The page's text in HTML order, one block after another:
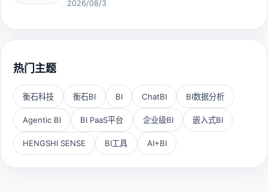
2026/08/3
热门主题
衡石科技 衡石BI BI ChatBI BI数据分析
Agentic BI BI PaaS平台 企业级BI 嵌入式BI
HENGSHI SENSE BI工具 AI+BI